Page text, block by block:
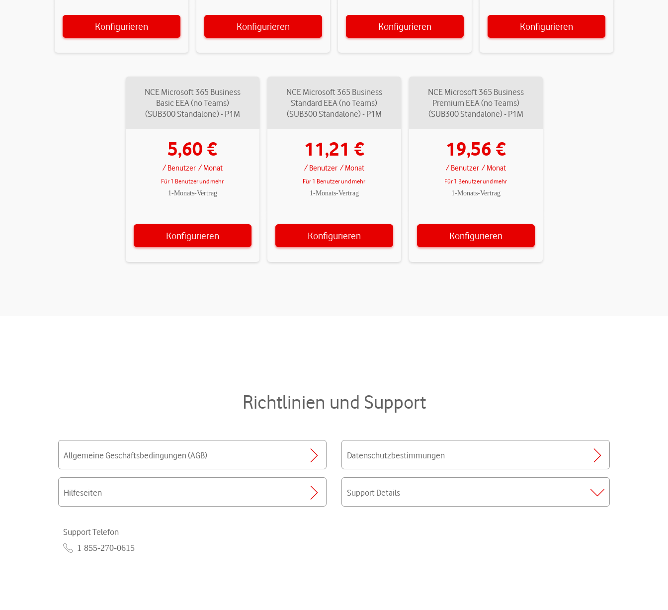
Konfigurieren Konfigurieren Konfigurieren Konfigurieren
NCE Microsoft 365 Business
Basic EEA (no Teams)
(SUB300 Standalone) - P1M
NCE Microsoft 365 Business
Standard EEA (no Teams)
(SUB300 Standalone) - P1M
NCE Microsoft 365 Business
Premium EEA (no Teams)
(SUB300 Standalone) - P1M
5,60 €
/ Benutzer / Monat
Für 1 Benutzer und mehr
1-Monats-Vertrag
11,21 €
/ Benutzer / Monat
Für 1 Benutzer und mehr
1-Monats-Vertrag
19,56 €
/ Benutzer / Monat
Für 1 Benutzer und mehr
1-Monats-Vertrag
Konfigurieren Konfigurieren Konfigurieren
Richtlinien und Support
Allgemeine Geschäftsbedingungen (AGB) Datenschutzbestimmungen
Hilfeseiten Support Details
Support Telefon
1 855-270-0615